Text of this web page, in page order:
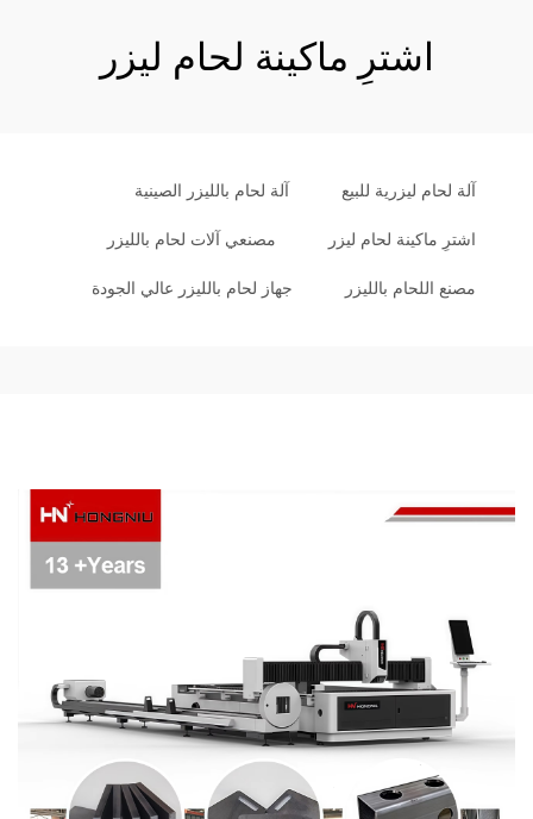
اشترِ ماكينة لحام ليزر
آلة لحام ليزرية للبيع آلة لحام بالليزر الصينية
اشترِ ماكينة لحام ليزر مصنعي آلات لحام بالليزر
مصنع اللحام بالليزر جهاز لحام بالليزر عالي الجودة